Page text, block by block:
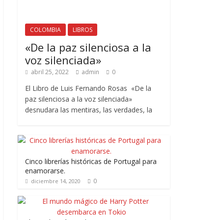
COLOMBIA LIBROS
«De la paz silenciosa a la
voz silenciada»
abril 25, 2022 admin 0
El Libro de Luis Fernando Rosas «De la
paz silenciosa a la voz silenciada»
desnudara las mentiras, las verdades, la
Cinco librerías históricas de Portugal para
enamorarse.
diciembre 14, 2020 0